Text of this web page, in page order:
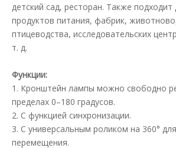
детский сад, ресторан. Также подходит
продуктов питания, фабрик,
птицеводства, исследовательских
т. д.
Функции:
1. Кронштейн лампы можно свободно
пределах 0–180 градусов.
2. С функцией синхронизации.
3. С универсальным роликом на 360°
перемещения.